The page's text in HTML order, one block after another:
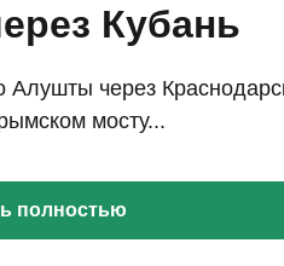
Кубань
через
мосту...
полностью